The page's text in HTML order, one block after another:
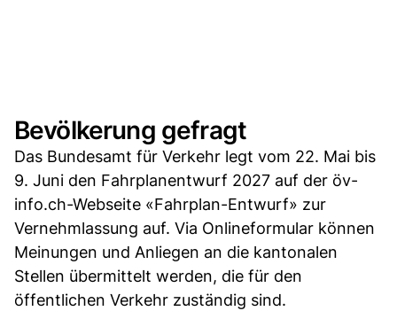
Bevölkerung gefragt
Das Bundesamt für Verkehr legt vom 22. Mai bis
9. Juni den Fahrplanentwurf 2027 auf der öv-
info.ch-Webseite «Fahrplan-Entwurf» zur
Vernehmlassung auf. Via Onlineformular können
Meinungen und Anliegen an die kantonalen
Stellen übermittelt werden, die für den
öffentlichen Verkehr zuständig sind.